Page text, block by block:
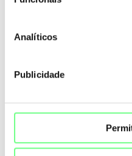
Analíticos
Publicidade